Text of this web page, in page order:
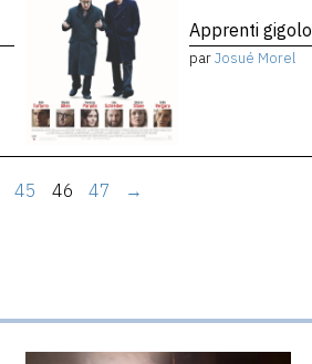
Apprenti gigolo
parJosué Morel
45 46 47 →